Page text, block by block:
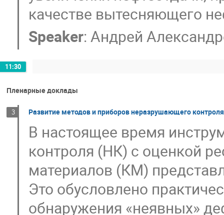
качестве вытесняющего
Speaker:Андрей
11:30
Пленарные доклады
3 Развитие методов и приборов неразрушающего
В настоящее время
контроля (НК) с оценкой
материалов (КМ)
Это обусловлено
обнаружения «неявных»